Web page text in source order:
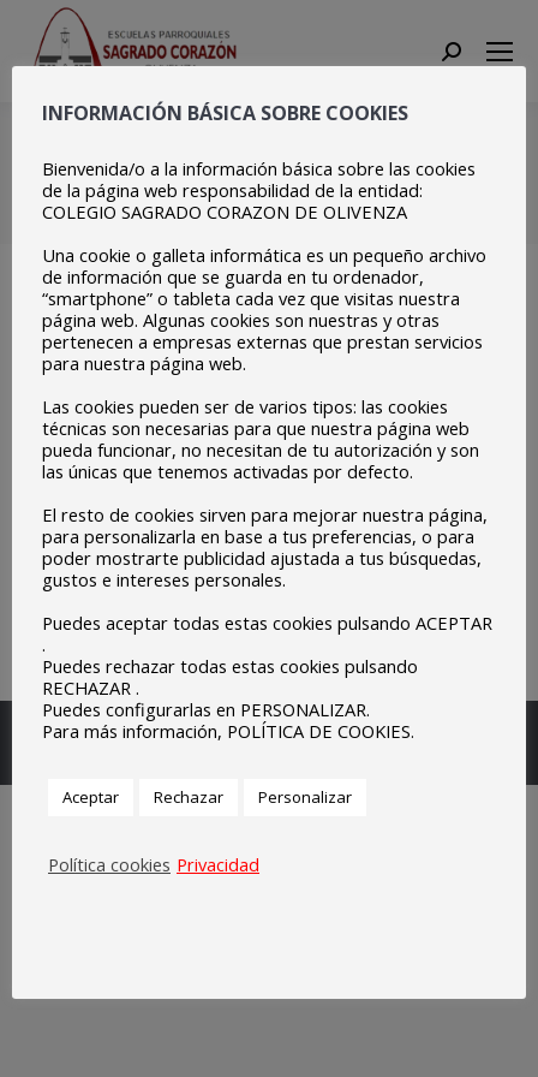
Search:
Copia de
20210205_113146
Estás aquí:
Inicio Copia de 20210205_113146
Escuelas Parroquiales Sagrado Corazón de Olivenza.
INFORMACIÓN BÁSICA SOBRE COOKIES
Bienvenida/o a la información básica sobre las cookies
de la página web responsabilidad de la entidad:
COLEGIO SAGRADO CORAZON DE OLIVENZA
Una cookie o galleta informática es un pequeño archivo
de información que se guarda en tu ordenador,
“smartphone” o tableta cada vez que visitas nuestra
página web. Algunas cookies son nuestras y otras
pertenecen a empresas externas que prestan servicios
para nuestra página web.
Las cookies pueden ser de varios tipos: las cookies
técnicas son necesarias para que nuestra página web
pueda funcionar, no necesitan de tu autorización y son
las únicas que tenemos activadas por defecto.
El resto de cookies sirven para mejorar nuestra página,
para personalizarla en base a tus preferencias, o para
poder mostrarte publicidad ajustada a tus búsquedas,
gustos e intereses personales.
Puedes aceptar todas estas cookies pulsando ACEPTAR
.
Puedes rechazar todas estas cookies pulsando
RECHAZAR .
Puedes configurarlas en PERSONALIZAR.
Para más información, POLÍTICA DE COOKIES.
Aceptar Rechazar Personalizar
Política cookies Privacidad